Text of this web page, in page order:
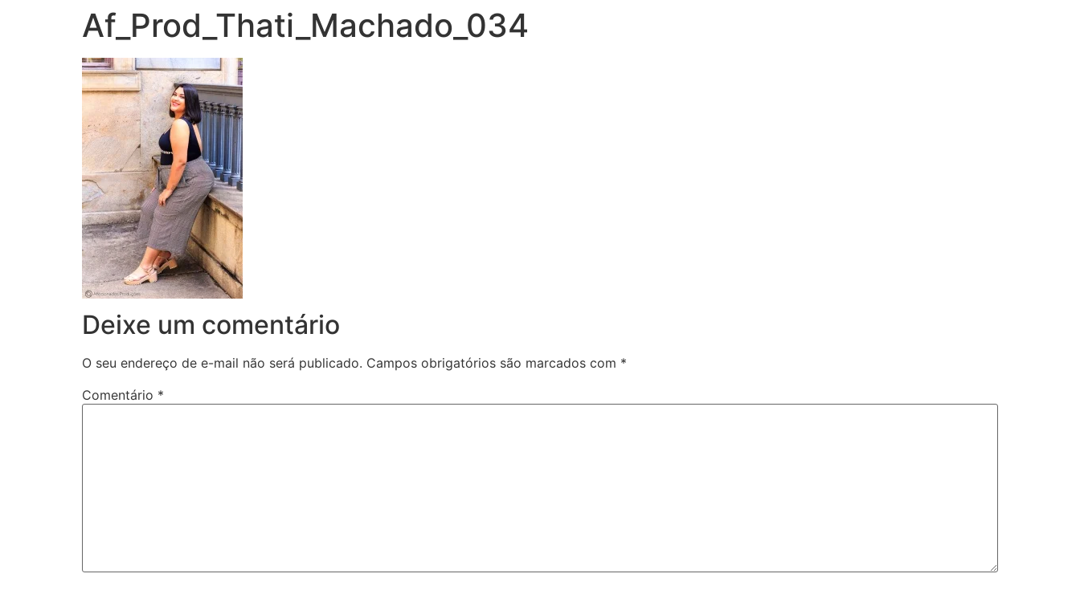
Af_Prod_Thati_Machado_034
Deixe um comentário
O seu endereço de e-mail não será publicado. Campos obrigatórios são marcados com *
Comentário *